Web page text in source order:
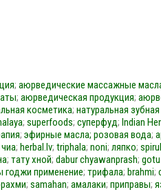
; аюрведические массажные
; аюрведическая продукция;
косметика; натуральная
; superfoods; суперфуд; Indian
; эфирные масла; розовая вода;
; herbal.lv; triphala; noni; ляпко;
; тату хной; daburchyawanprash;
годжи применение; трифала; brahmi;
; samahan; амалаки; приправы;